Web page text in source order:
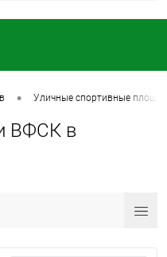
• Уличные спортивные
ВФСК в